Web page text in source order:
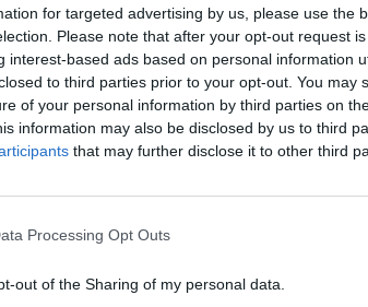
for targeted advertising by us, please use the
Please note that after your opt-out request
interest-based ads based on personal information
to third parties prior to your opt-out. You may
of your personal information by third parties on
information may also be disclosed by us to third
that may further disclose it to other third
Processing Opt Outs
out of the Sharing of my personal data.